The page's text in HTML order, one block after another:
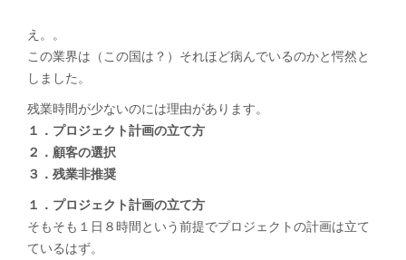
え。。
この業界は（この国は？）それほど病んでいるのかと愕然と
しました。
残業時間が少ないのには理由があります。
１．プロジェクト計画の立て方
２．顧客の選択
３．残業非推奨
１．プロジェクト計画の立て方
そもそも１日８時間という前提でプロジェクトの計画は立て
ているはず。